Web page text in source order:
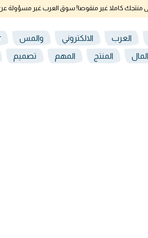
منتجك كاملا غير منقوصا! سوق العرب غير مسؤولة عن
العرب الالكتروني والمس
المال المنتج المهم تصميم